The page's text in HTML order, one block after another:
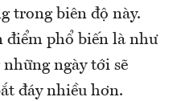
trong biên độ này.
điểm phổ biến là như
ngày tới sẽ
đáy nhiều hơn.